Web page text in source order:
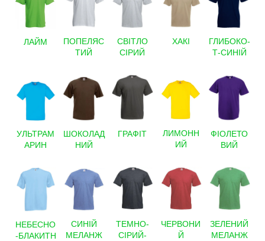
ЛАЙМ
ПОПЕЛЯС
ТИЙ
СВІТЛО
СІРИЙ
ХАКІ
ГЛИБОКО-
Т-СИНІЙ
УЛЬТРАМ
АРИН
ШОКОЛАД
НИЙ
ГРАФІТ
ЛИМОНН
ИЙ
ФІОЛЕТО
ВИЙ
НЕБЕСНО
-БЛАКИТН
СИНІЙ
МЕЛАНЖ
ТЕМНО-
СІРИЙ-
ЧЕРВОНИ
Й
ЗЕЛЕНИЙ
МЕЛАНЖ